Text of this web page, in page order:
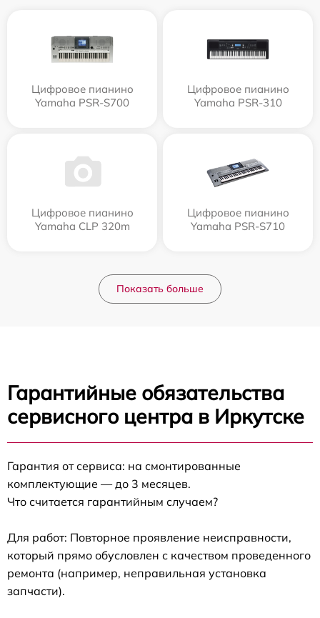
Цифровое пианино
Yamaha PSR-S700
Цифровое пианино
Yamaha PSR-310
Цифровое пианино
Yamaha CLP 320m
Цифровое пианино
Yamaha PSR-S710
Показать больше
Гарантийные обязательства
сервисного центра в Иркутске
Гарантия от сервиса: на смонтированные
комплектующие — до 3 месяцев.
Что считается гарантийным случаем?
Для работ: Повторное проявление неисправности,
который прямо обусловлен с качеством проведенного
ремонта (например, неправильная установка
запчасти).